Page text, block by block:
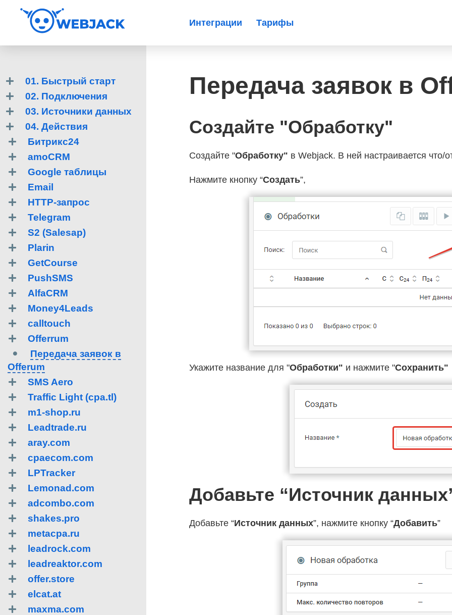
Интеграции Тарифы
01. Быстрый старт
02. Подключения
03. Источники данных
04. Действия
Битрикс24
amoCRM
Google таблицы
Email
HTTP-запрос
Telegram
S2 (Salesap)
Plarin
GetCourse
PushSMS
AlfaCRM
Money4Leads
calltouch
Offerrum
Передача заявок в
Offerum
SMS Aero
Traffic Light (cpa.tl)
m1-shop.ru
Leadtrade.ru
aray.com
cpaecom.com
LPTracker
Lemonad.com
adcombo.com
shakes.pro
metacpa.ru
leadrock.com
leadreaktor.com
offer.store
elcat.at
maxma.com
Передача заявок в
Создайте "Обработку"
Создайте "Обработку" в Webjack. В ней настраивается что/
Нажмите кнопку “Создать”,
Укажите название для "Обработки" и нажмите "Cохранить"
Добавьте “Источник
Добавьте “Источник данных”, нажмите кнопку “Добавить”